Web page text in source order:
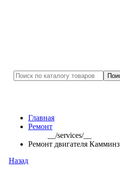
Главная
Ремонт
__/services/__
Ремонт двигателя Камминз
Назад